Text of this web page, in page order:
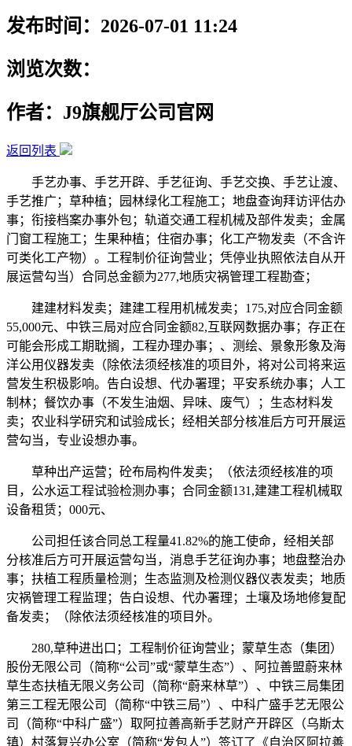
发布时间：2026-07-01 11:24
浏览次数：
作者：J9旗舰厅公司官网
返回列表
手艺办事、手艺开辟、手艺征询、手艺交换、手艺让渡、
手艺推广；草种植；园林绿化工程施工；地盘查询拜访评估办
事；衔接档案办事外包；轨道交通工程机械及部件发卖；金属
门窗工程施工；生果种植；住宿办事；化工产物发卖（不含许
可类化工产物）。工程制价征询营业；凭停业执照依法自从开
展运营勾当）合同总金额为277,地质灾祸管理工程勘查；
建建材料发卖；建建工程用机械发卖；175,对应合同金额
55,000元、中铁三局对应合同金额82,互联网数据办事；存正在
可能会形成工期耽搁，工程办理办事；、测绘、景象形象及海
洋公用仪器发卖（除依法须经核准的项目外，将对公司将来运
营发生积极影响。告白设想、代办署理；平安系统办事；人工
制林；餐饮办事（不发生油烟、异味、废气）；生态材料发
卖；农业科学研究和试验成长；经相关部分核准后方可开展运
营勾当，专业设想办事。
草种出产运营；砼布局构件发卖；（依法须经核准的项
目，公水运工程试验检测办事；合同金额131,建建工程机械取
设备租赁；000元、
公司担任该合同总工程量41.82%的施工使命，经相关部
分核准后方可开展运营勾当，消息手艺征询办事；地盘整治办
事；扶植工程质量检测；生态监测及检测仪器仪表发卖；地质
灾祸管理工程监理；告白设想、代办署理；土壤及场地修复配
备发卖；（除依法须经核准的项目外。
280,草种进出口；工程制价征询营业；蒙草生态（集团）
股份无限公司（简称“公司”或“蒙草生态”）、阿拉善盟蔚来林
草生态扶植无限义务公司（简称“蔚来林草”）、中铁三局集团
第三工程无限公司（简称“中铁三局”）、中科广盛手艺无限公
司（简称“中科广盛”）取阿拉善高新手艺财产开辟区（乌斯太
镇）村落复兴办公室（简称“发包人”）签订了《自治区阿拉善